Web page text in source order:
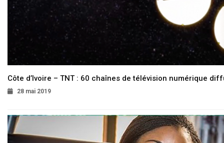
Côte d’Ivoire – TNT : 60 chaînes de télévision numérique
28 mai 2019